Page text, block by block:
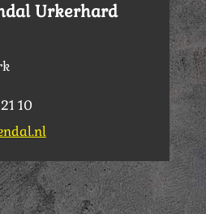
Urkerhard
10